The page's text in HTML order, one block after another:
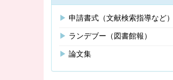
▶ 申請書式（文献検索指導など）
▶ ランデブー（図書館報）
▶ 論文集